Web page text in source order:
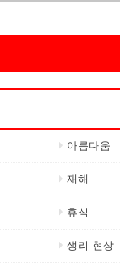
아름다움
재해
휴식
생리 현상